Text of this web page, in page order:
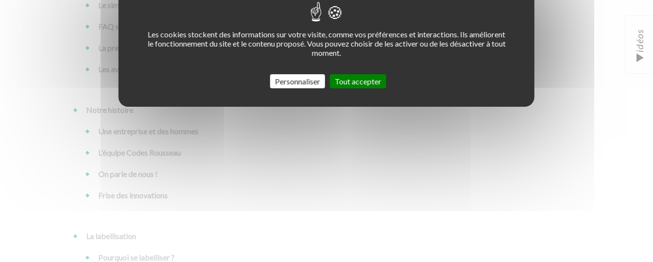
Le simulateur Atlas
FAQ simulateur voiture
La presse en parle
Les avantages de la simulation
Notre histoire
Une entreprise et des hommes
L'équipe Codes Rousseau
On parle de nous !
Frise des innovations
La labellisation
Pourquoi se labelliser ?
idéos
Les cookies stockent des informations sur votre visite, comme vos préférences et interactions. Ils améliorent
le fonctionnement du site et le contenu proposé. Vous pouvez choisir de les activer ou de les désactiver à tout
moment.
Tout accepter
Personnaliser